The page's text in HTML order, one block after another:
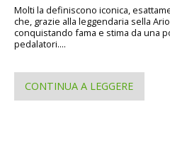
Molti la definiscono iconica,
che, grazie alla leggendaria sella
conquistando fama e stima da una
pedalatori....
CONTINUA A LEGGERE